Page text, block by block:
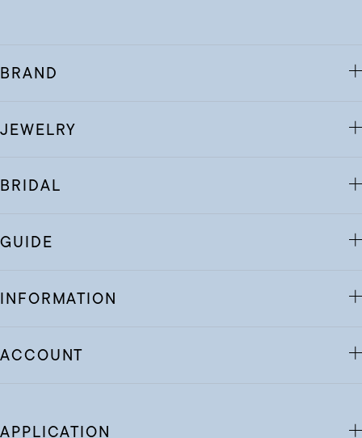
BRAND
JEWELRY
BRIDAL
GUIDE
INFORMATION
ACCOUNT
APPLICATION